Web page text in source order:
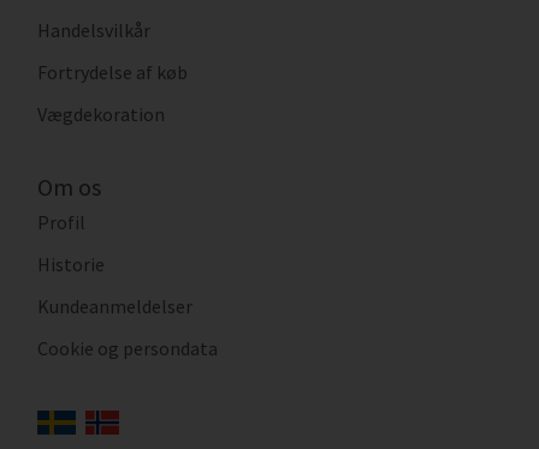
Handelsvilkår
Fortrydelse af køb
Vægdekoration
Om os
Profil
Historie
Kundeanmeldelser
Cookie og persondata